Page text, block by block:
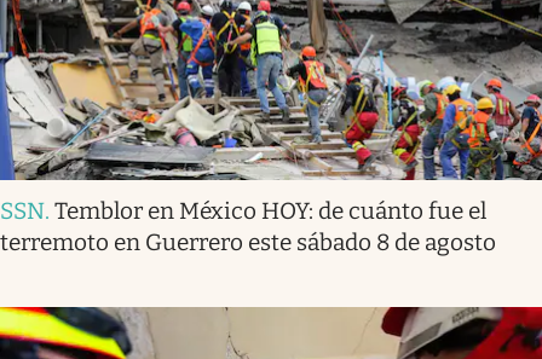
SSN. Temblor en México HOY: de cuánto fue el
terremoto en Guerrero este sábado 8 de agosto